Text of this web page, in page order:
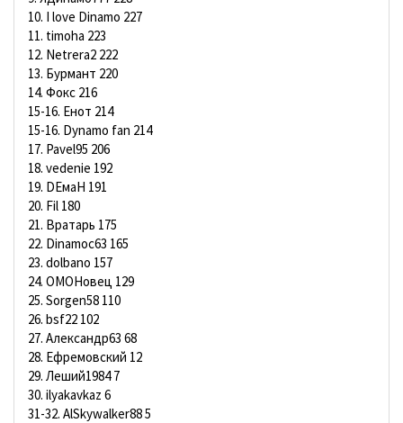
10. I love Dinamo 227
11. timoha 223
12. Netrera2 222
13. Бурмант 220
14. Фокс 216
15-16. Енот 214
15-16. Dynamo fan 214
17. Pavel95 206
18. vedenie 192
19. DЕмаН 191
20. Fil 180
21. Вратарь 175
22. Dinamoc63 165
23. dolbano 157
24. ОМОНовец 129
25. Sorgen58 110
26. bsf22 102
27. Александр63 68
28. Ефремовский 12
29. Леший1984 7
30. ilyakavkaz 6
31-32. AlSkywalker88 5